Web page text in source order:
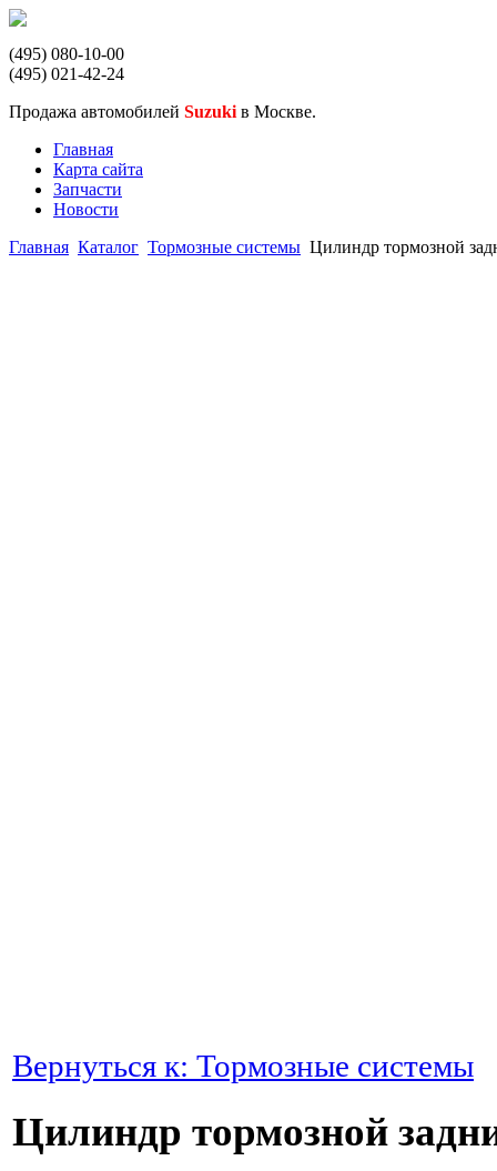
(495) 080-10-00
(495) 021-42-24
Продажа автомобилей Suzuki в Москве.
Главная
Карта сайта
Запчасти
Новости
Главная Каталог Тормозные системы Цилиндр тормозной
Вернуться к: Тормозные системы
Цилиндр тормозной